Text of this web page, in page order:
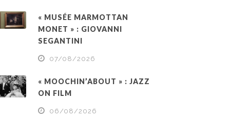
« MUSÉE MARMOTTAN
MONET » : GIOVANNI
SEGANTINI
07/08/2026
« MOOCHIN’ABOUT » : JAZZ
ON FILM
06/08/2026